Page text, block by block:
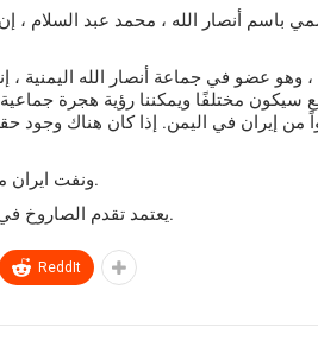
باسم أنصار الله ، محمد عبد السلام ،
عضو في جماعة أنصار الله اليمنية ،
سيكون مختلفًا ويمكننا رؤية هجرة
من إيران في اليمن. إذا كان هناك وجود
ونفت ايران مرارا هذه الادعاءات من خلال المتحدث باسم وزارة الخارجية.
يعتمد تقدم الصاروخ في اليمن فقط على الاعتماد على الذات والقدرات على الأرض.
ReddIt